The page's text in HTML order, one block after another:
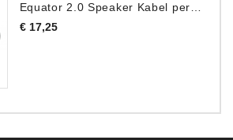
Equator 2.0 Speaker Kabel per meter
€ 17,25Prijs